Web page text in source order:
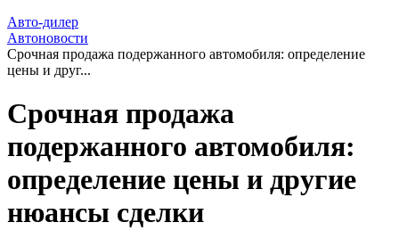
Авто-дилер
Автоновости
Срочная продажа подержанного автомобиля: определение
цены и друг...
Срочная продажа
подержанного автомобиля:
определение цены и другие
нюансы сделки